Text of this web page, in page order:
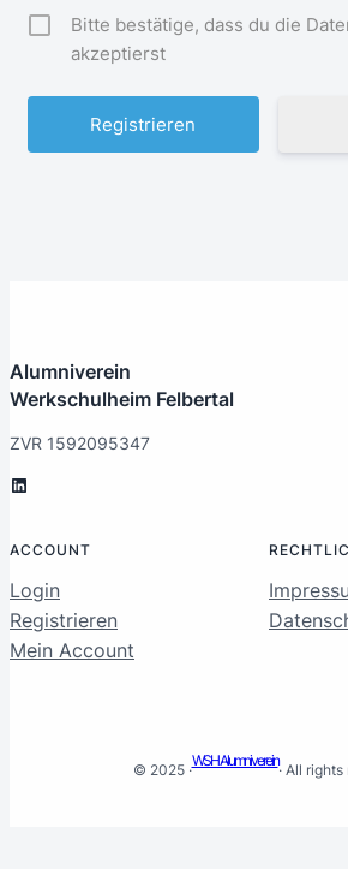
Bitte bestätige, dass du die
akzeptierst
Alumniverein
Werkschulheim Felbertal
ZVR 1592095347
LinkedIn
ACCOUNT
Login
Registrieren
Mein Account
© 2025 ·
WSH Alumniverein
· All